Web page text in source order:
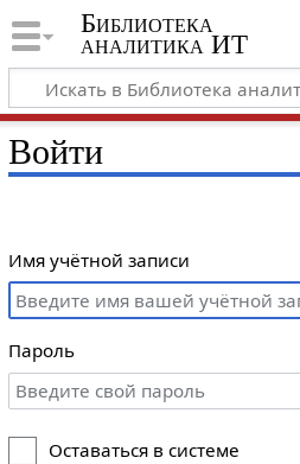
Библиотека
аналитика ИТ
Войти
Имя учётной записи
Пароль
Оставаться в системе